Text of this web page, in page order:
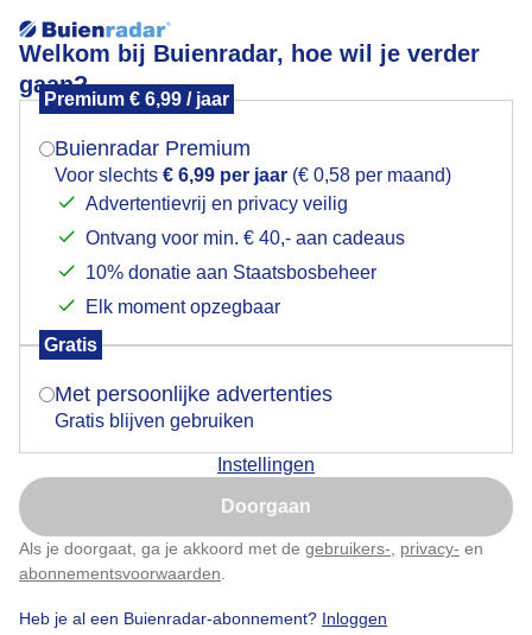
Welkom bij Buienradar, hoe wil je verder
gaan?
Premium € 6,99 / jaar
Buienradar Premium
Voor slechts € 6,99 per jaar (€ 0,58 per maand)
Advertentievrij en privacy veilig
Ontvang voor min. € 40,- aan cadeaus
10% donatie aan Staatsbosbeheer
Elk moment opzegbaar
Gratis
Met persoonlijke advertenties
Gratis blijven gebruiken
Instellingen
Doorgaan
Als je doorgaat, ga je akkoord met de gebruikers- privacy- en
abonnementsvoorwaarden
Heb je al een Buienradar-abonnement? Inloggen
Mooie zonnige dag ook wat wolkjes
Door: ria brasser Gemaakt: 06-03-2024, 56x bekeken
Mooiezonnigedag Ookwatwolkjes
Mogen we je locatie gebruiken voor het
Indien je hier nog geen akkoord op hebt gegeven,
verschijnt er zo een pop-up uit je browser waarin
Is goed, toon de popup
Nu niet, misschien later
Klik hierom dit aan te passen